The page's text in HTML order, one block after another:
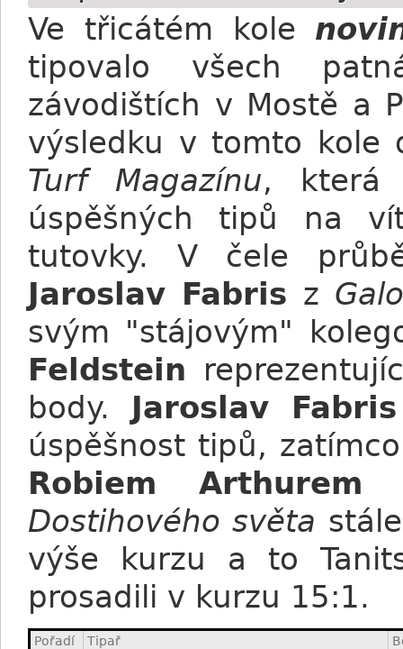
Ve třicátém kole
tipovalo všech
závodištích v Mostě a
výsledku v tomto kole
Turf Magazínu, která
úspěšných tipů na
tutovky. V čele
Jaroslav Fabris z
svým "stájovým"
Feldstein
body. Jaroslav Fabris
úspěšnost tipů,
Robiem Arthurem
Dostihového světa
výše kurzu a to
prosadili v kurzu 15:1.
Pořadí Tipař